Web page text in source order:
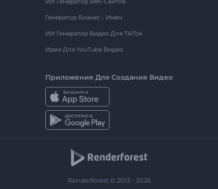
Генератор Бизнес - Имён
ИИ Генератор Видео Для TikTok
Идеи Для YouTube Видео
Приложения Для Создания Видео
Renderforest © 2013 - 2026